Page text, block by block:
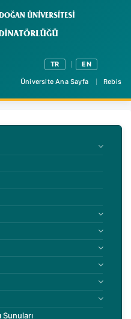
TR EN
Üniversite Ana Sayfa Rebis